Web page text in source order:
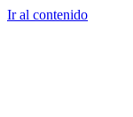
Ir al contenido